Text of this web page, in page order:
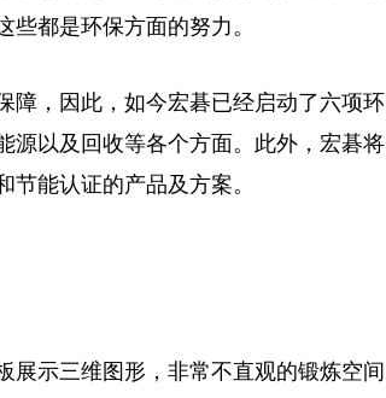
都是环保方面的努力。
障，因此，如今宏碁已经启动了六项环
源以及回收等各个方面。此外，宏碁将
能认证的产品及方案。
展示三维图形，非常不直观的锻炼空间